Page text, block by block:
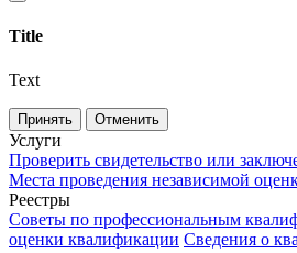
Title
Text
Принять Отменить
Услуги
Проверить свидетельство или
Места проведения независимой
Реестры
Советы по профессиональным
оценки квалификации Сведения о